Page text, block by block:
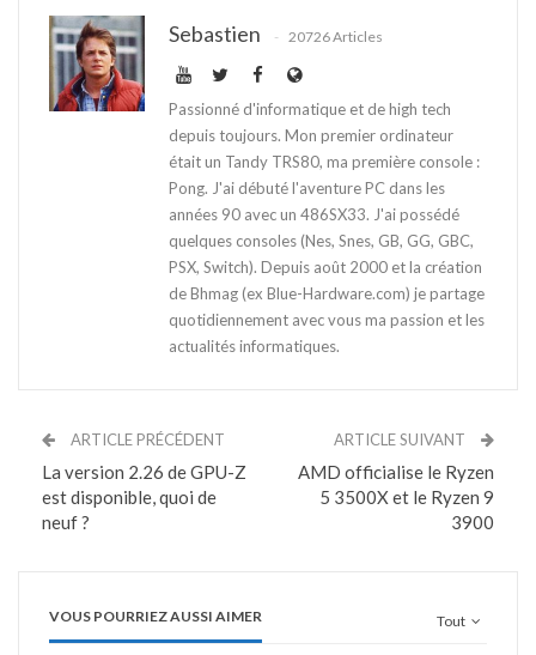
Sebastien 20726 Articles
Passionné d'informatique et de high tech
depuis toujours. Mon premier ordinateur
était un Tandy TRS80, ma première console :
Pong. J'ai débuté l'aventure PC dans les
années 90 avec un 486SX33. J'ai possédé
quelques consoles (Nes, Snes, GB, GG, GBC,
PSX, Switch). Depuis août 2000 et la création
de Bhmag (ex Blue-Hardware.com) je partage
quotidiennement avec vous ma passion et les
actualités informatiques.
ARTICLE PRÉCÉDENT
La version 2.26 de GPU-Z
est disponible, quoi de
neuf ?
ARTICLE SUIVANT
AMD officialise le Ryzen
5 3500X et le Ryzen 9
3900
Tout
VOUS POURRIEZ AUSSI AIMER